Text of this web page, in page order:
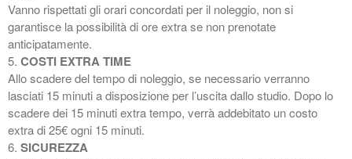
Vanno rispettati gli orari concordati per il noleggio, non si
garantisce la possibilità di ore extra se non prenotate
anticipatamente.
5. COSTI EXTRA TIME
Allo scadere del tempo di noleggio, se necessario verranno
lasciati 15 minuti a disposizione per l’uscita dallo studio. Dopo lo
scadere dei 15 minuti extra tempo, verrà addebitato un costo
extra di 25€ ogni 15 minuti.
6. SICUREZZA